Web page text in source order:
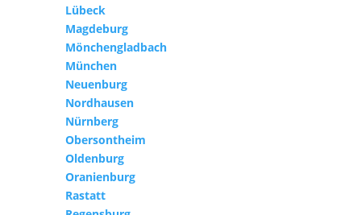
Lübeck
Magdeburg
Mönchengladbach
München
Neuenburg
Nordhausen
Nürnberg
Obersontheim
Oldenburg
Oranienburg
Rastatt